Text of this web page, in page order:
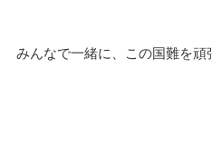
みんなで一緒に、この国難を頑